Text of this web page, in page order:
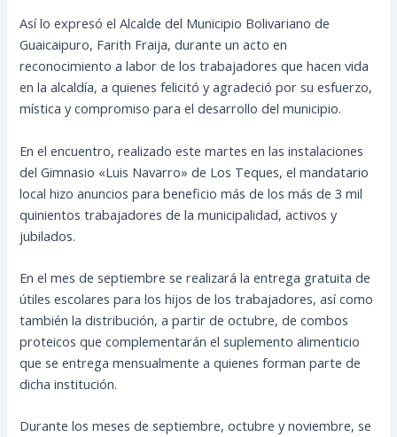
Así lo expresó el Alcalde del Municipio Bolivariano de
Guaicaipuro, Farith Fraija, durante un acto en
reconocimiento a labor de los trabajadores que hacen vida
en la alcaldía, a quienes felicitó y agradeció por su esfuerzo,
mística y compromiso para el desarrollo del municipio.
En el encuentro, realizado este martes en las instalaciones
del Gimnasio «Luis Navarro» de Los Teques, el mandatario
local hizo anuncios para beneficio más de los más de 3 mil
quinientos trabajadores de la municipalidad, activos y
jubilados.
En el mes de septiembre se realizará la entrega gratuita de
útiles escolares para los hijos de los trabajadores, así como
también la distribución, a partir de octubre, de combos
proteicos que complementarán el suplemento alimenticio
que se entrega mensualmente a quienes forman parte de
dicha institución.
Durante los meses de septiembre, octubre y noviembre, se